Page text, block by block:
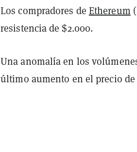
Los compradores de Ethereum
resistencia de $2.000.
Una anomalía en los
último aumento en el precio de